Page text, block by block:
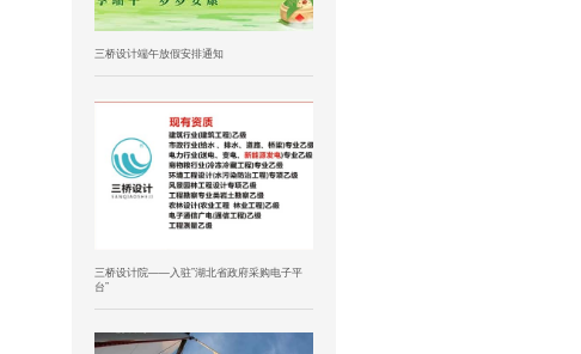
三桥设计端午放假安排通知
三桥设计院——入驻”湖北省政府采购电子平
台”